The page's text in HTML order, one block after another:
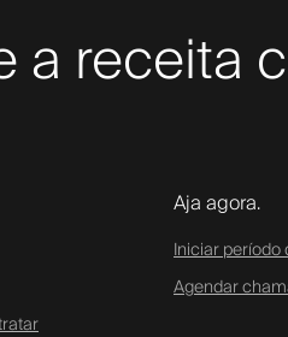
a receita
Aja agora.
Iniciar período
Agendar